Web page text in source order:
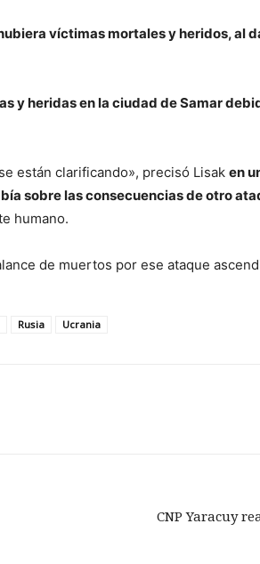
víctimas mortales y heridos, al
y heridas en la ciudad de Samar
están clarificando», precisó Lisak en
sobre las consecuencias de otro
humano.
de muertos por ese ataque
Rusia Ucrania
CNP Yaracuy